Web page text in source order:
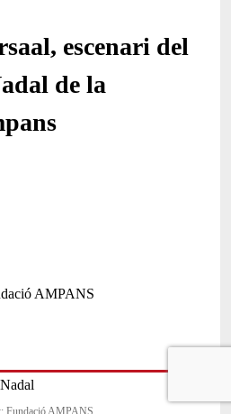
escenari del
de la
AMPANS
Fundació AMPANS